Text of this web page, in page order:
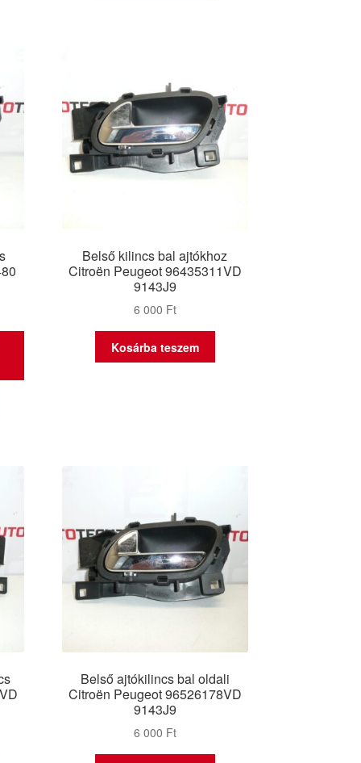
Belső kilincs bal ajtókhoz
Citroën Peugeot 96435311VD
9143J9
6 000 Ft
Kosárba teszem
Belső ajtókilincs bal oldali
Citroën Peugeot 96526178VD
9143J9
6 000 Ft